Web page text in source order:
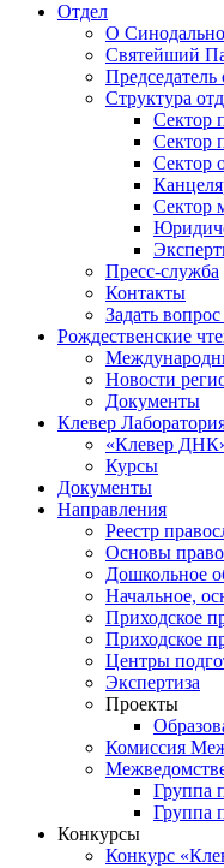
Отдел
О
Святейший
Председатель
Структура
Сектор
Сектор
Сектор
Сектор
Пресс-служба
Контакты
Задать
Рождественские
Новости
Документы
Клевер
«Клевер ДНК»
Курсы
Документы
Направления
Реестр
Основы
Дошкольное
Начальное,
Приходское
Приходское
Центры
Экспертиза
Проекты
Комиссия
Группа
Группа
Конкурсы
Конкурс